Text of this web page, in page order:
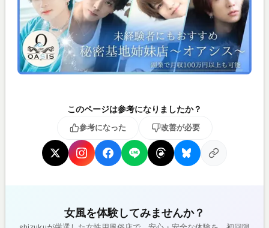
このページは参考になりましたか？
参考になった 改善が必要
女風を体験してみませんか？